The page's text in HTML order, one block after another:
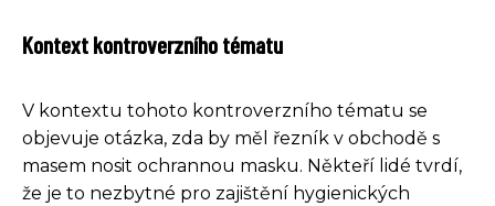
Kontext kontroverzního tématu
V kontextu tohoto kontroverzního tématu se
objevuje otázka, zda by měl řezník v obchodě s
masem nosit ochrannou masku. Někteří lidé tvrdí,
že je to nezbytné pro zajištění hygienických